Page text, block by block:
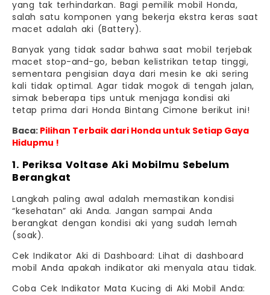
yang tak terhindarkan. Bagi pemilik mobil Honda,
salah satu komponen yang bekerja ekstra keras saat
macet adalah aki (Battery).
Banyak yang tidak sadar bahwa saat mobil terjebak
macet stop-and-go, beban kelistrikan tetap tinggi,
sementara pengisian daya dari mesin ke aki sering
kali tidak optimal. Agar tidak mogok di tengah jalan,
simak beberapa tips untuk menjaga kondisi aki
tetap prima dari Honda Bintang Cimone berikut ini!
Baca: Pilihan Terbaik dari Honda untuk Setiap Gaya
Hidupmu !
1. Periksa Voltase Aki Mobilmu Sebelum
Berangkat
Langkah paling awal adalah memastikan kondisi
“kesehatan” aki Anda. Jangan sampai Anda
berangkat dengan kondisi aki yang sudah lemah
(soak).
Cek Indikator Aki di Dashboard: Lihat di dashboard
mobil Anda apakah indikator aki menyala atau tidak.
Coba Cek Indikator Mata Kucing di Aki Mobil Anda: